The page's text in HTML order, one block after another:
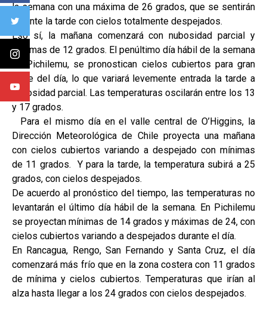
la semana con una máxima de 26 grados, que se sentirán
durante la tarde con cielos totalmente despejados.
Eso sí, la mañana comenzará con nubosidad parcial y
mínimas de 12 grados. El penúltimo día hábil de la semana
en Pichilemu, se pronostican cielos cubiertos para gran
parte del día, lo que variará levemente entrada la tarde a
nubosidad parcial. Las temperaturas oscilarán entre los 13
y 17 grados.
Para el mismo día en el valle central de O’Higgins, la
Dirección Meteorológica de Chile proyecta una mañana
con cielos cubiertos variando a despejado con mínimas
de 11 grados. Y para la tarde, la temperatura subirá a 25
grados, con cielos despejados.
De acuerdo al pronóstico del tiempo, las temperaturas no
levantarán el último día hábil de la semana. En Pichilemu
se proyectan mínimas de 14 grados y máximas de 24, con
cielos cubiertos variando a despejados durante el día.
En Rancagua, Rengo, San Fernando y Santa Cruz, el día
comenzará más frío que en la zona costera con 11 grados
de mínima y cielos cubiertos. Temperaturas que irían al
alza hasta llegar a los 24 grados con cielos despejados.